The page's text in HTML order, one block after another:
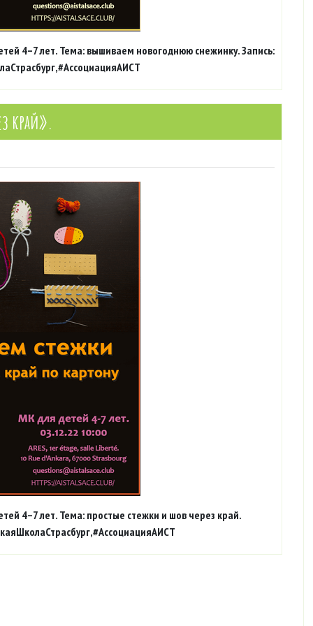
4–7 лет. Тема: вышиваем новогоднюю снежинку. Запись:
край».
4–7 лет. Тема: простые стежки и шов через край.